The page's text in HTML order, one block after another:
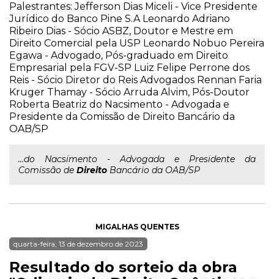
Palestrantes: Jefferson Dias Miceli - Vice Presidente
Jurídico do Banco Pine S.A Leonardo Adriano
Ribeiro Dias - Sócio ASBZ, Doutor e Mestre em
Direito Comercial pela USP Leonardo Nobuo Pereira
Egawa - Advogado, Pós-graduado em Direito
Empresarial pela FGV-SP Luiz Felipe Perrone dos
Reis - Sócio Diretor do Reis Advogados Rennan Faria
Kruger Thamay - Sócio Arruda Alvim, Pós-Doutor
Roberta Beatriz do Nacsimento - Advogada e
Presidente da Comissão de Direito Bancário da
OAB/SP
...do Nacsimento - Advogada e Presidente da
Comissão de Direito Bancário da OAB/SP
MIGALHAS QUENTES
quarta-feira, 13 de dezembro de 2023
Resultado do sorteio da obra